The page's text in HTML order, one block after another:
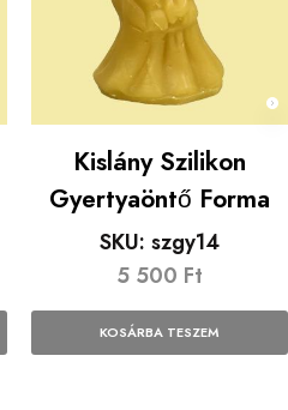
Kislány Szilikon
Gyertyaöntő Forma
SKU: szgy14
5 500 Ft
KOSÁRBA TESZEM